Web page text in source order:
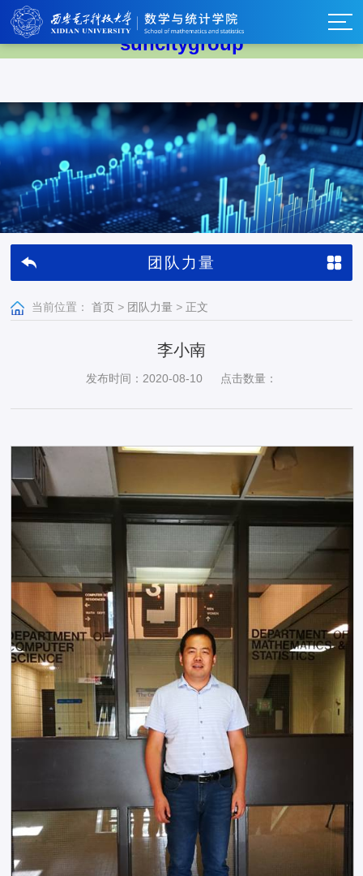
太阳集团tyc539(中国)有限公司-
suncitygroup
团队力量
当前位置： 首页 > 团队力量 > 正文
李小南
发布时间：2020-08-10 点击数量：